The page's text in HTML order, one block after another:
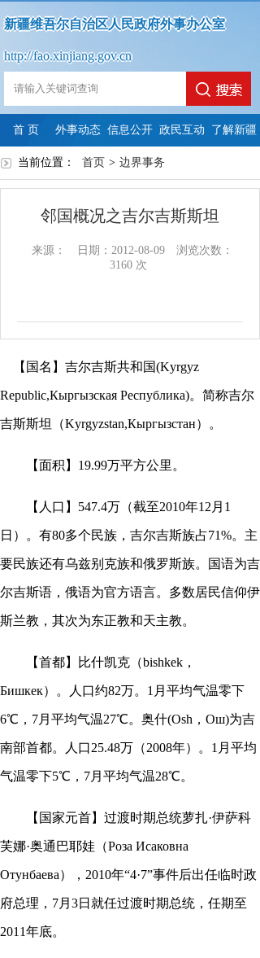
新疆维吾尔自治区人民政府外事办公室
http://fao.xinjiang.gov.cn
首 页 外事动态 信息公开
政
信
息
开
指
南
政
信
息
开
制
度
法
主
动
开
内
容
依
请
公
政
信
息
开
年
报
府
网
年
度
报
表
政民互动 了解新疆
当前位置： 首页 > 边界事务
邻国概况之吉尔吉斯斯坦
来源： 日期：2012-08-09
浏览次数：
3160次
【国名】吉尔吉斯共和国(Kyrgyz
Republic,Кыргызская Республика)。简称吉尔
吉斯斯坦（Kyrgyzstan,Кыргызстан）。
【面积】19.99万平方公里。
【人口】547.4万（截至2010年12月1
日）。有80多个民族，吉尔吉斯族占71%。主
要民族还有乌兹别克族和俄罗斯族。国语为吉
尔吉斯语，俄语为官方语言。多数居民信仰伊
斯兰教，其次为东正教和天主教。
【首都】比什凯克（bishkek，
Бишкек）。人口约82万。1月平均气温零下
6℃，7月平均气温27℃。奥什(Osh，Ош)为吉
南部首都。人口25.48万（2008年）。1月平均
气温零下5℃，7月平均气温28℃。
【国家元首】过渡时期总统萝扎·伊萨科
芙娜·奥通巴耶娃（Роза Исаковна
Отунбаева），2010年“4·7”事件后出任临时政
府总理，7月3日就任过渡时期总统，任期至
2011年底。